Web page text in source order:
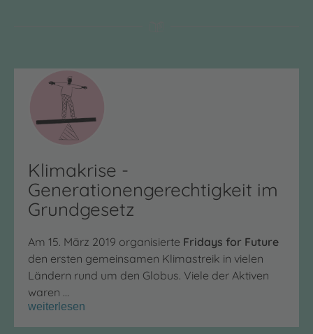
Klimakrise -
Generationengerechtigkeit im
Grundgesetz
Am 15. März 2019 organisierte Fridays for Future
den ersten gemeinsamen Klimastreik in vielen
Ländern rund um den Globus. Viele der Aktiven
waren …
weiterlesen